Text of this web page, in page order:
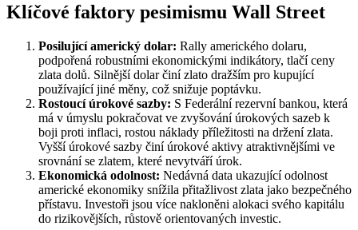
Klíčové faktory pesimismu Wall Street
Posilující americký dolar: Rally amerického dolaru,
podpořená robustními ekonomickými indikátory, tlačí ceny
zlata dolů. Silnější dolar činí zlato dražším pro kupující
používající jiné měny, což snižuje poptávku.
Rostoucí úrokové sazby: S Federální rezervní bankou, která
má v úmyslu pokračovat ve zvyšování úrokových sazeb k
boji proti inflaci, rostou náklady příležitosti na držení zlata.
Vyšší úrokové sazby činí úrokové aktivy atraktivnějšími ve
srovnání se zlatem, které nevytváří úrok.
Ekonomická odolnost: Nedávná data ukazující odolnost
americké ekonomiky snížila přitažlivost zlata jako bezpečného
přístavu. Investoři jsou více nakloněni alokaci svého kapitálu
do rizikovějších, růstově orientovaných investic.